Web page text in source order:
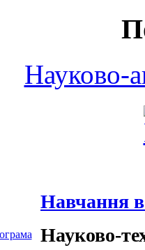
Науково-
Навчання в
Науково-